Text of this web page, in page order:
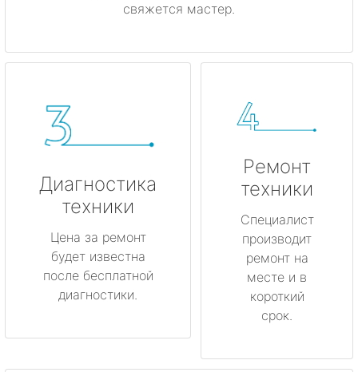
свяжется мастер.
Диагностика
техники
Цена за ремонт
будет известна
после бесплатной
диагностики.
Ремонт
техники
Специалист
производит
ремонт на
месте и в
короткий
срок.